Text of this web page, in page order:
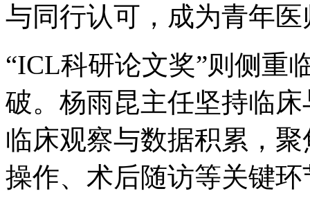
与同行认可，成为青年
“ICL科研论文奖”则侧重
破。杨雨昆主任坚持临
临床观察与数据积累，
操作、术后随访等关键